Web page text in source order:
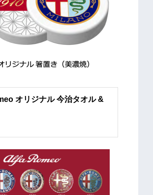
オリジナル 今治タオル &